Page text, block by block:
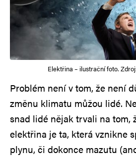
Elektřina – ilustrační foto.
Problém není v tom, že není
změnu klimatu můžou lidé.
snad lidé nějak trvali na tom,
elektřina je ta, která vznikne
plynu, či dokonce mazutu